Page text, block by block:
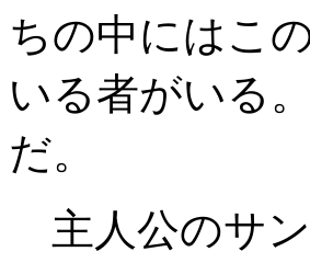
ちの中にはこ
いる者がいる
だ。
主人公のサ